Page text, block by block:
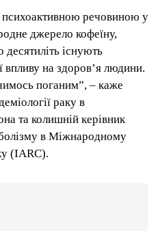
речовиною у
джерело кофеїну,
десятиліть існують
впливу на здоров’я людини.
поганим”, – каже
раку в
та колишній керівник
в Міжнародному
(IARC).